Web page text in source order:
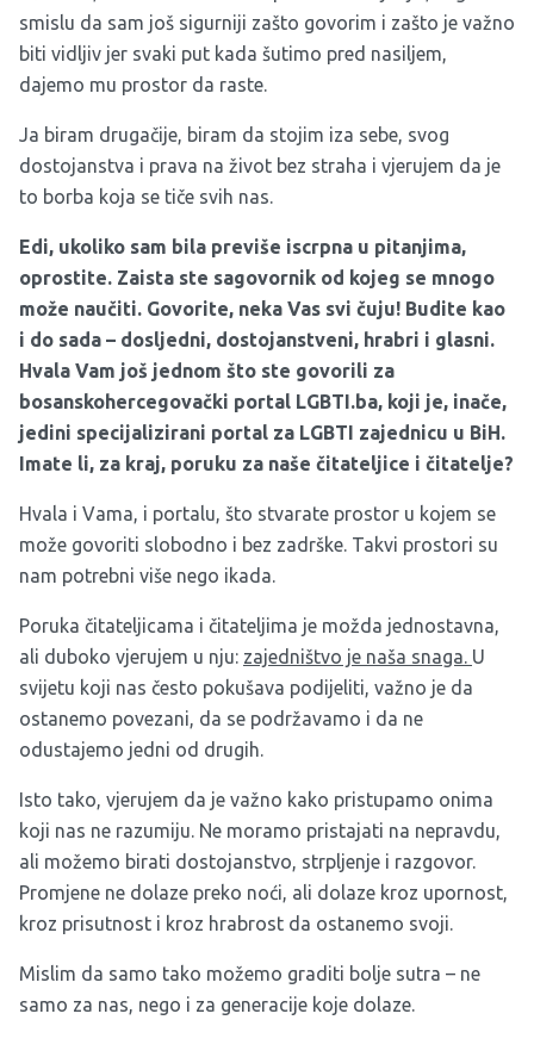
smislu da sam još sigurniji zašto govorim i zašto je važno
biti vidljiv jer svaki put kada šutimo pred nasiljem,
dajemo mu prostor da raste.
Ja biram drugačije, biram da stojim iza sebe, svog
dostojanstva i prava na život bez straha i vjerujem da je
to borba koja se tiče svih nas.
Edi, ukoliko sam bila previše iscrpna u pitanjima,
oprostite. Zaista ste sagovornik od kojeg se mnogo
može naučiti. Govorite, neka Vas svi čuju! Budite kao
i do sada – dosljedni, dostojanstveni, hrabri i glasni.
Hvala Vam još jednom što ste govorili za
bosanskohercegovački portal LGBTI.ba, koji je, inače,
jedini specijalizirani portal za LGBTI zajednicu u BiH.
Imate li, za kraj, poruku za naše čitateljice i čitatelje?
Hvala i Vama, i portalu, što stvarate prostor u kojem se
može govoriti slobodno i bez zadrške. Takvi prostori su
nam potrebni više nego ikada.
Poruka čitateljicama i čitateljima je možda jednostavna,
ali duboko vjerujem u nju: zajedništvo je naša snaga. U
svijetu koji nas često pokušava podijeliti, važno je da
ostanemo povezani, da se podržavamo i da ne
odustajemo jedni od drugih.
Isto tako, vjerujem da je važno kako pristupamo onima
koji nas ne razumiju. Ne moramo pristajati na nepravdu,
ali možemo birati dostojanstvo, strpljenje i razgovor.
Promjene ne dolaze preko noći, ali dolaze kroz upornost,
kroz prisutnost i kroz hrabrost da ostanemo svoji.
Mislim da samo tako možemo graditi bolje sutra – ne
samo za nas, nego i za generacije koje dolaze.